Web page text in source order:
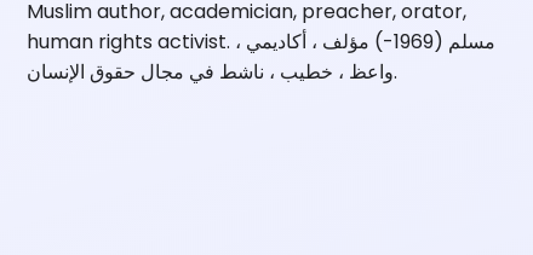
Muslim author, academician, preacher, orator,
human rights activist. مسلم (1969-) مؤلف ، أكاديمي ،
واعظ ، خطيب ، ناشط في مجال حقوق الإنسان.